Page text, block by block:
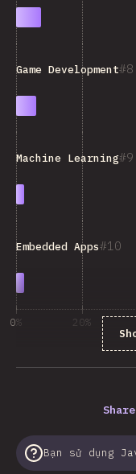
8
Game Development
9
Machine Learning
10
Embedded Apps
0% 20%
Bạn sử dụng